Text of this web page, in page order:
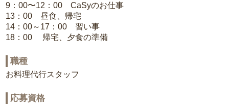
9：00〜12：00 CaSyのお仕事
13：00 昼食、帰宅
14：00～17：00 習い事
18：00 帰宅、夕食の準備
職種
お料理代行スタッフ
応募資格